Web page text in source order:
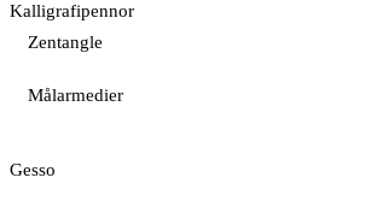
Kalligrafipennor
Zentangle
Målarmedier
Gesso